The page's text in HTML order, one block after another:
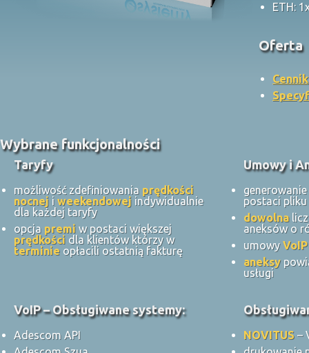
ETH:
Oferta
Cennik
Wybrane funkcjonalności
Taryfy
możliwość zdefiniowania prędkości
nocnej i weekendowej indywidualnie
dla każdej taryfy
opcja premi w postaci większej
prędkości dla klientów którzy w
terminie opłacili ostatnią fakturę
Umowy i
generowanie
postaci pliku
dowolna
aneksów o
umowyVoIP
aneksy
usługi
VoIP – Obsługiwane systemy:
Adescom API
NOVITUS –